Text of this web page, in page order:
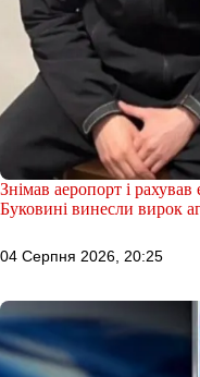
Знімав аеропорт і
Буковині винесли вирок
04 Серпня 2026, 20:25